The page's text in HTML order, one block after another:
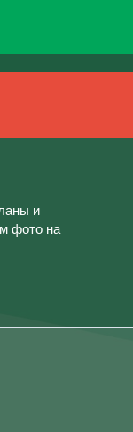
и
фото на